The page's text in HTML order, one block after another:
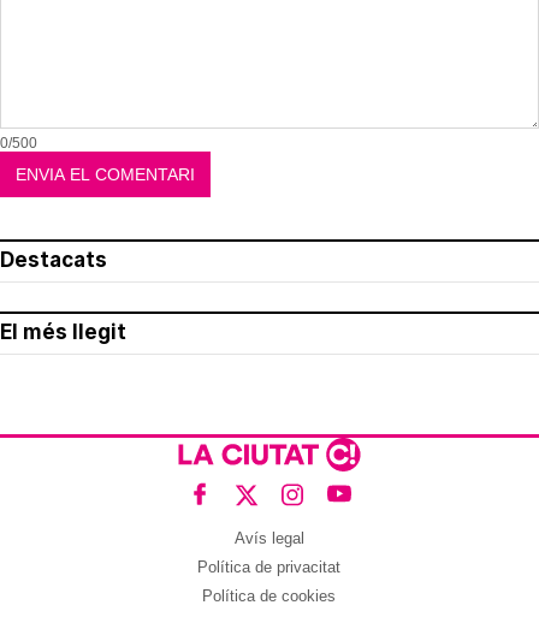
0/500
Destacats
El més llegit
Avís legal
Política de privacitat
Política de cookies